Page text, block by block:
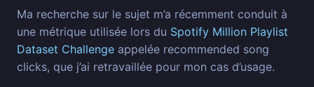
Ma recherche sur le sujet m’a récemment conduit à
une métrique utilisée lors du Spotify Million Playlist
Dataset Challenge appelée recommended song
clicks, que j’ai retravaillée pour mon cas d’usage.